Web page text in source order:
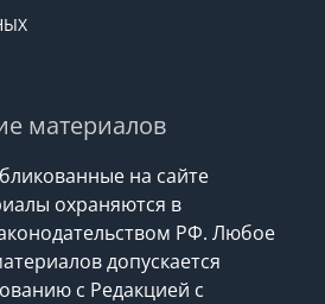
материалов
на сайте
охраняются в
РФ. Любое
допускается
с Редакцией с